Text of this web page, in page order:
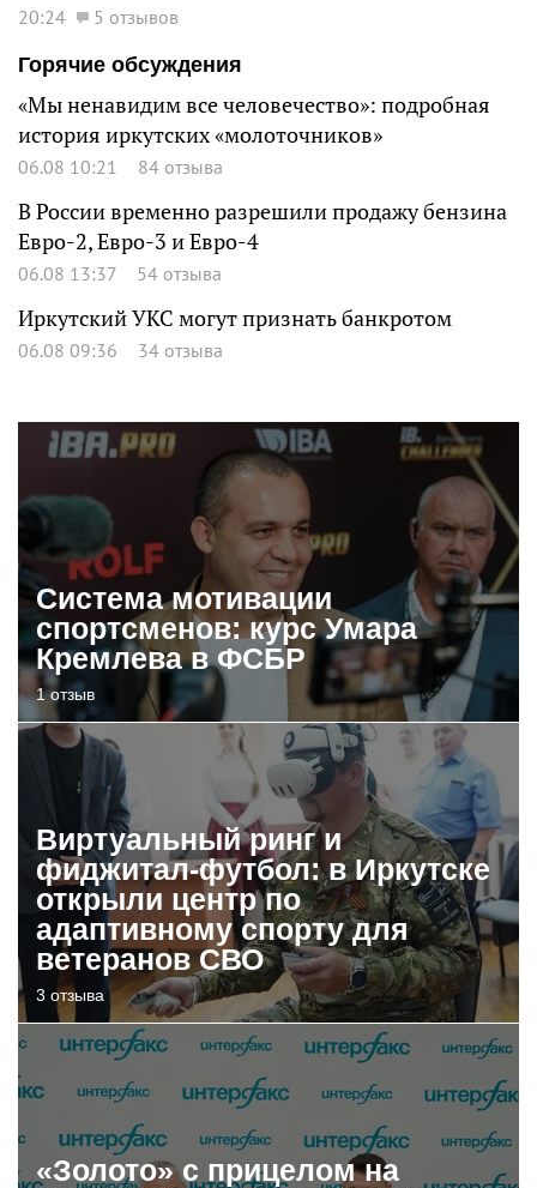
20:24
5 отзывов
Горячие обсуждения
«Мы ненавидим все человечество»: подробная
история иркутских «молоточников»
06.08 10:21 84 отзыва
В России временно разрешили продажу бензина
Евро-2, Евро-3 и Евро-4
06.08 13:37 54 отзыва
Иркутский УКС могут признать банкротом
06.08 09:36 34 отзыва
Система мотивации
спортсменов: курс Умара
Кремлева в ФСБР
1 отзыв
Виртуальный ринг и
фиджитал-футбол: в Иркутске
открыли центр по
адаптивному спорту для
ветеранов СВО
3 отзыва
«Золото» с прицелом на